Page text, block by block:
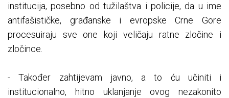
institucija, posebno od tužilaštva i policije, da u ime
antifašističke, građanske i evropske Crne Gore
procesuiraju sve one koji veličaju ratne zločine i
zločince.
- Također zahtijevam javno, a to ću učiniti i
institucionalno, hitno uklanjanje ovog nezakonito